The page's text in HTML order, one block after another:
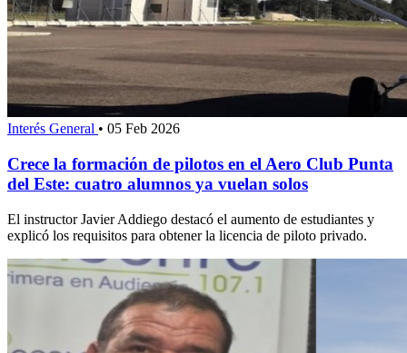
Interés General • 05 Feb 2026
Crece la formación de pilotos en el Aero Club Punta
del Este: cuatro alumnos ya vuelan solos
El instructor Javier Addiego destacó el aumento de estudiantes y
explicó los requisitos para obtener la licencia de piloto privado.